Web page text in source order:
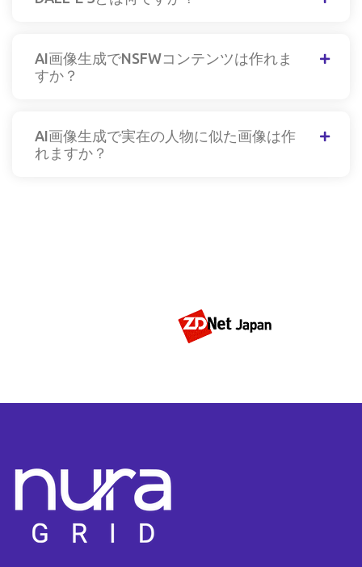
AI画像生成でNSFWコンテンツは作れま
すか？
AI画像生成で実在の人物に似た画像は作
れますか？